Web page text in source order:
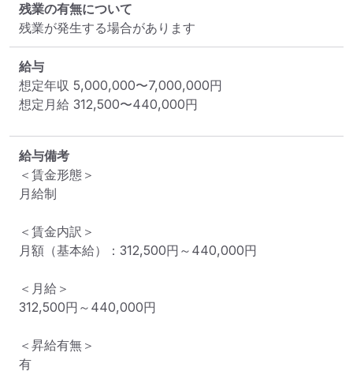
残業の有無について
残業が発生する場合があります
給与
想定年収 5,000,000〜7,000,000円
想定月給 312,500〜440,000円
給与備考
＜賃金形態＞
月給制
＜賃金内訳＞
月額（基本給）：312,500円～440,000円
＜月給＞
312,500円～440,000円
＜昇給有無＞
有